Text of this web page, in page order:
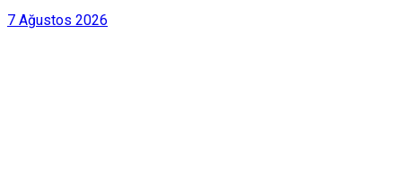
7 Ağustos 2026